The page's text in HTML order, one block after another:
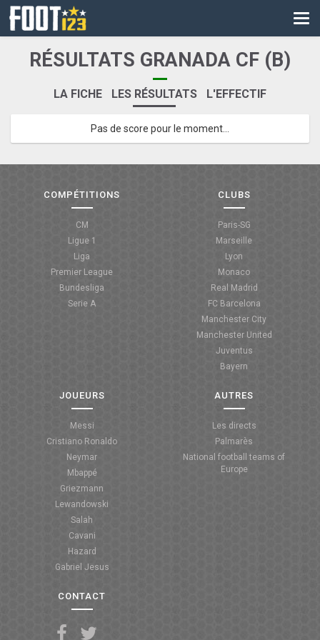
CM
LES DIRECTS
COUPE DE FRANCE
RÉSULTATS GRANADA CF (B)
LA FICHE LES RÉSULTATS L'EFFECTIF
Pas de score pour le moment...
COMPÉTITIONS
CM
Ligue 1
Liga
Premier League
Bundesliga
Serie A
CLUBS
Paris-SG
Marseille
Lyon
Monaco
Real Madrid
FC Barcelona
Manchester City
Manchester United
Juventus
Bayern
JOUEURS
Messi
Cristiano Ronaldo
Neymar
Mbappé
Griezmann
Lewandowski
Salah
Cavani
Hazard
Gabriel Jesus
AUTRES
Les directs
Palmarès
National football teams of
Europe
CONTACT